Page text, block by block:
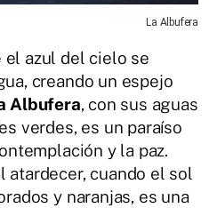
La Albufera
el azul del cielo se
creando un espejo
Albufera, con sus aguas
verdes, es un paraíso
y la paz.
atardecer, cuando el sol
y naranjas, es una